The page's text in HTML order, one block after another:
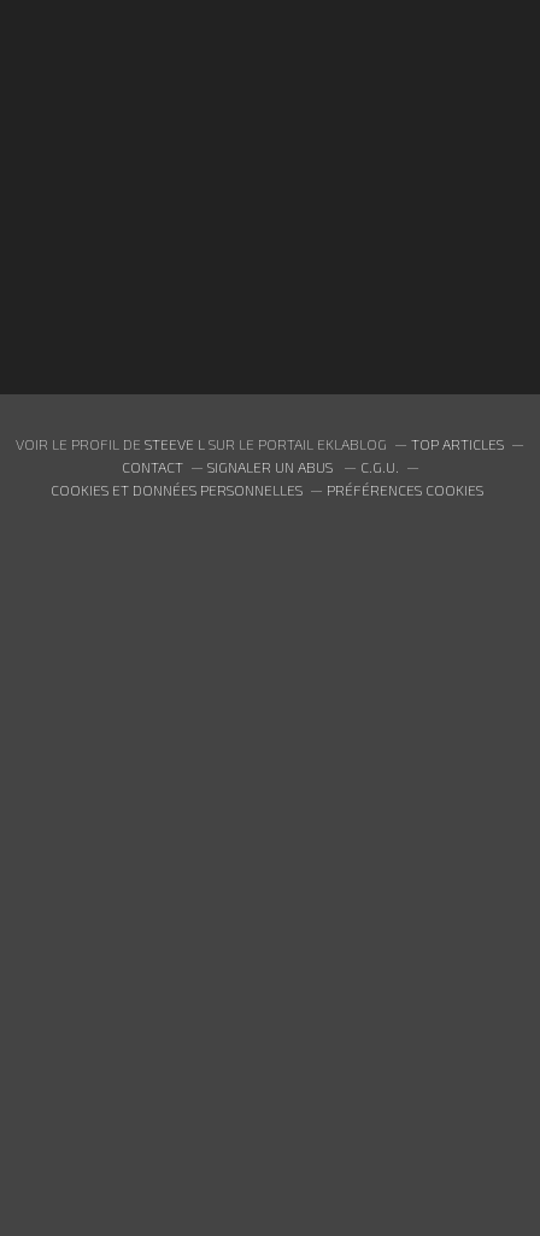
VOIR LE PROFIL DE STEEVE L SUR LE PORTAIL EKLABLOG
TOP ARTICLES
CONTACT
SIGNALER UN ABUS
C.G.U.
COOKIES ET DONNÉES PERSONNELLES
PRÉFÉRENCES COOKIES